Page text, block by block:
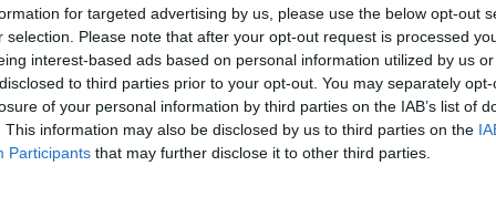
for targeted advertising by us, please use the below opt-out
selection. Please note that after your opt-out request is processed
interest-based ads based on personal information utilized by us
to third parties prior to your opt-out. You may separately
of your personal information by third parties on the IAB’s list of
This information may also be disclosed by us to third parties on the
Participants that may further disclose it to other third parties.
oportunidade de testar diferentes soluções táticas e
perante cenários variados.